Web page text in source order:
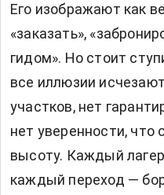
Его изображают как
«заказать»,
гидом». Но стоит
все иллюзии
участков, нет
нет уверенности,
высоту. Каждый
каждый переход —